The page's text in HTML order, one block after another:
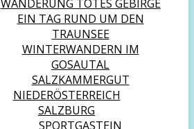
WANDERUNG TOTES GEBIRGE
EIN TAG RUND UM DEN
TRAUNSEE
WINTERWANDERN IM
GOSAUTAL
SALZKAMMERGUT
NIEDERÖSTERREICH
SALZBURG
SPORTGASTEIN